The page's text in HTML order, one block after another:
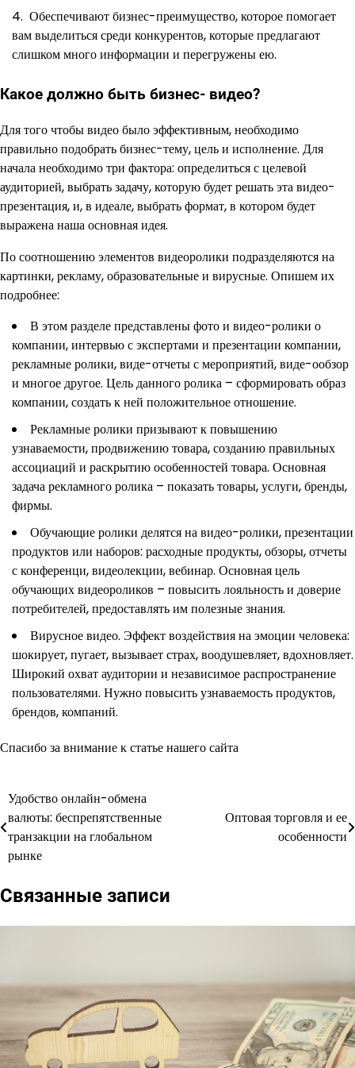
Обеспечивают бизнес-преимущество, которое помогает
вам выделиться среди конкурентов, которые предлагают
слишком много информации и перегружены ею.
Какое должно быть бизнес- видео?
Для того чтобы видео было эффективным, необходимо
правильно подобрать бизнес-тему, цель и исполнение. Для
начала необходимо три фактора: определиться с целевой
аудиторией, выбрать задачу, которую будет решать эта видео-
презентация, и, в идеале, выбрать формат, в котором будет
выражена наша основная идея.
По соотношению элементов видеоролики подразделяются на
картинки, рекламу, образовательные и вирусные. Опишем их
подробнее:
В этом разделе представлены фото и видео-ролики о
компании, интервью с экспертами и презентации компании,
рекламные ролики, виде-отчеты с мероприятий, виде-ообзор
и многое другое. Цель данного ролика – сформировать образ
компании, создать к ней положительное отношение.
Рекламные ролики призывают к повышению
узнаваемости, продвижению товара, созданию правильных
ассоциаций и раскрытию особенностей товара. Основная
задача рекламного ролика – показать товары, услуги, бренды,
фирмы.
Обучающие ролики делятся на видео-ролики, презентации
продуктов или наборов: расходные продукты, обзоры, отчеты
с конференци, видеолекции, вебинар. Основная цель
обучающих видеороликов – повысить лояльность и доверие
потребителей, предоставлять им полезные знания.
Вирусное видео. Эффект воздействия на эмоции человека:
шокирует, пугает, вызывает страх, воодушевляет, вдохновляет.
Широкий охват аудитории и независимое распространение
пользователями. Нужно повысить узнаваемость продуктов,
брендов, компаний.
Спасибо за внимание к статье нашего сайта
Навигация
по
записям
Удобство онлайн-обмена
валюты: беспрепятственные
транзакции на глобальном
рынке
Оптовая торговля и ее
особенности
Связанные записи